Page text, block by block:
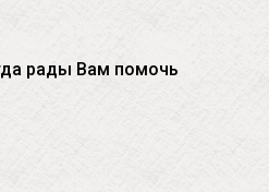
рады Вам помочь